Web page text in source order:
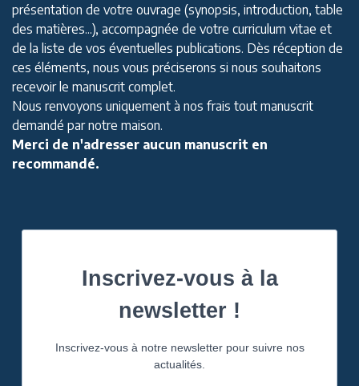
présentation de votre ouvrage (synopsis, introduction, table
des matières...), accompagnée de votre curriculum vitae et
de la liste de vos éventuelles publications. Dès réception de
ces éléments, nous vous préciserons si nous souhaitons
recevoir le manuscrit complet.
Nous renvoyons uniquement à nos frais tout manuscrit
demandé par notre maison.
Merci de n'adresser aucun manuscrit en
recommandé.
Inscrivez-vous à la
newsletter !
Inscrivez-vous à notre newsletter pour suivre nos
actualités.